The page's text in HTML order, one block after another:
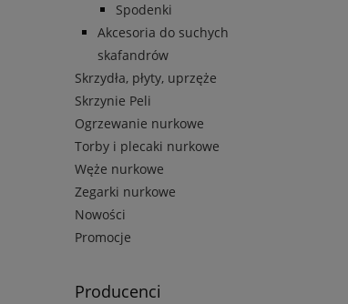
Spodenki
Akcesoria do suchych
skafandrów
Skrzydła, płyty, uprzęże
Skrzynie Peli
Ogrzewanie nurkowe
Torby i plecaki nurkowe
Węże nurkowe
Zegarki nurkowe
Nowości
Promocje
Producenci